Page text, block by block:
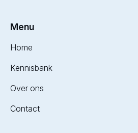
Menu
Home
Kennisbank
Over ons
Contact